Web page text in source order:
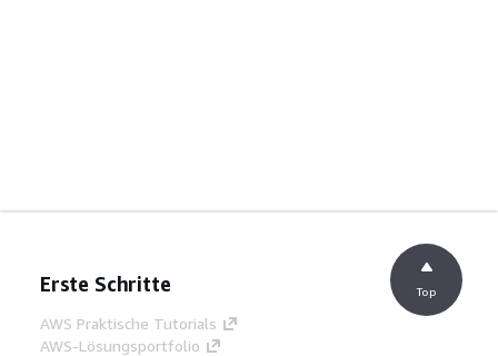
Erste Schritte
AWS Praktische Tutorials
AWS-Lösungsportfolio
Top